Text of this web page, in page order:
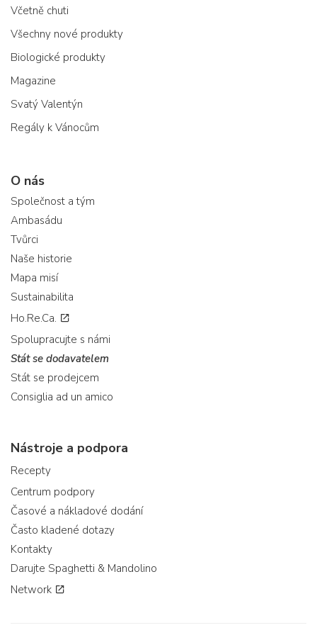
Včetně chuti
Všechny nové produkty
Biologické produkty
Magazine
Svatý Valentýn
Regály k Vánocům
O nás
Společnost a tým
Ambasádu
Tvůrci
Naše historie
Mapa misí
Sustainabilita
Ho.Re.Ca.
Spolupracujte s námi
Stát se dodavatelem
Stát se prodejcem
Consiglia ad un amico
Nástroje a podpora
Recepty
Centrum podpory
Časové a nákladové dodání
Často kladené dotazy
Kontakty
Darujte Spaghetti & Mandolino
Network